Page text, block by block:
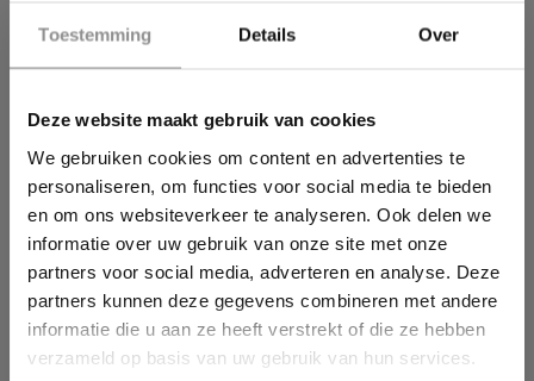
Toestemming Details Over
Deze website maakt gebruik van cookies
We gebruiken cookies om content en advertenties te
personaliseren, om functies voor social media te bieden
en om ons websiteverkeer te analyseren. Ook delen we
informatie over uw gebruik van onze site met onze
partners voor social media, adverteren en analyse. Deze
partners kunnen deze gegevens combineren met andere
informatie die u aan ze heeft verstrekt of die ze hebben
verzameld op basis van uw gebruik van hun services.
gewrichtblokkades kunnen behandeld worden middels
manuele therapie. Daarnaast is uit wetenschappelijk
(chronische)nek-/schouderklachten vaak sprake is van
een myofaciaal probleem. Dit houd in dat de klachten
(primair) veroorzaakt worden door onzespieren. Door
myofaciale triggerpoints te bestrijden zien we vaak dat
we de klachten kunnen wegnemen.
Wil jij ook een pijnvrij leven?
Download hieronder dan gratis ons e-book!